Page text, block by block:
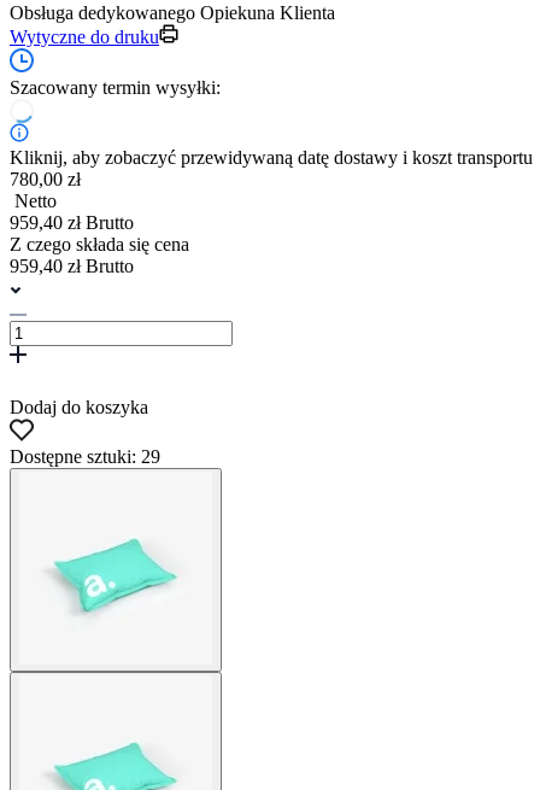
Obsługa dedykowanego Opiekuna Klienta
Wytyczne do druku
Szacowany termin wysyłki:
Kliknij, aby zobaczyć przewidywaną datę dostawy i koszt transportu
780,00 zł
Netto
959,40 zł Brutto
Z czego składa się cena
959,40 zł Brutto
Dodaj do koszyka
Dostępne sztuki: 29